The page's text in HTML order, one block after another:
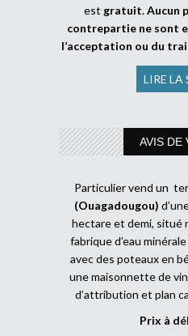
est gratuit.Aucun
contrepartie ne sont
l’acceptation ou du
LIRE LA
AVIS DE
Particulier vend un
(Ouagadougou)
hectare et demi, situé
fabrique d’eau
avec des poteaux en
une maisonnette de
d’attribution et plan
Prix à